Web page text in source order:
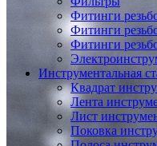
Фитинги
Фитинги
Фитинги
Инструментальная
Квадрат
Лента
Лист
Поковка